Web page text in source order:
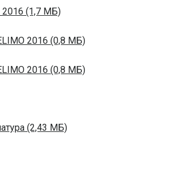
(1,7 МБ)
2016 (0,8 МБ)
2016 (0,8 МБ)
(2,43 МБ)